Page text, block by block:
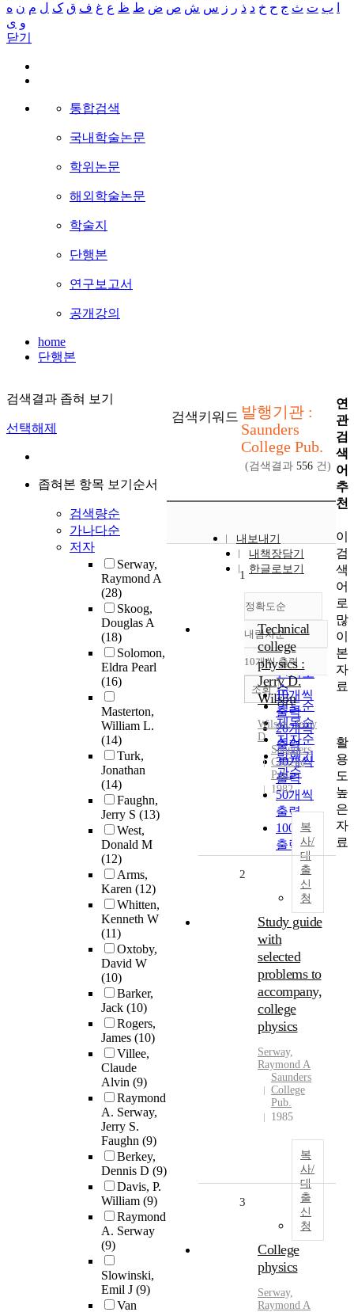
ب ت ث ج ح خ د ذ ر ز س ش ص ض ط ظ ع غ ف ق ک ل م ن ه
و ی
닫기
통합검색
국내학술논문
학위논문
해외학술논문
학술지
단행본
연구보고서
공개강의
home
단행본
검색결과 좁혀 보기
선택해제
좁혀본 항목 보기순서
검색량순
가나다순
저자
Serway,
Raymond A
(28)
Skoog,
Douglas A
(18)
Solomon,
Eldra Pearl
(16)
Masterton,
William L.
(14)
Turk,
Jonathan
(14)
Faughn,
Jerry S (13)
West,
Donald M
(12)
Arms,
Karen (12)
Whitten,
Kenneth W
(11)
Oxtoby,
David W
(10)
Barker,
Jack (10)
Rogers,
James (10)
Villee,
Claude
Alvin (9)
Raymond
A. Serway,
Jerry S.
Faughn (9)
Berkey,
Dennis D (9)
Davis, P.
William (9)
Raymond
A. Serway
(9)
Slowinski,
Emil J (9)
Van
검색키워드 발행기관 :
Saunders
College Pub.
(검색결과 556 건)
내보내기
내책장담기
한글로보기
정확도순
정확도
순
인기도
순
연도순
제목순
저자순
발행기
관순
내림차순
내림차순
10개씩 출력
10개씩
출력
20개씩
출력
30개씩
출력
50개씩
출력
100개씩
출력
조회
1
Technical
college
physics :
Jerry D.
Wilson
Wilson, Jerry
D
Saunders
College
Pub.
1982
복
사/
대
출
신
청
2
Study guide
with
selected
problems to
accompany,
college
physics
Serway,
Raymond A
Saunders
College
Pub.
1985
복
사/
대
출
신
청
3
College
physics
Serway,
Raymond A
연
관
검
색
어
추
천
이
검
색
어
로
많
이
본
자
료
활
용
도
높
은
자
료